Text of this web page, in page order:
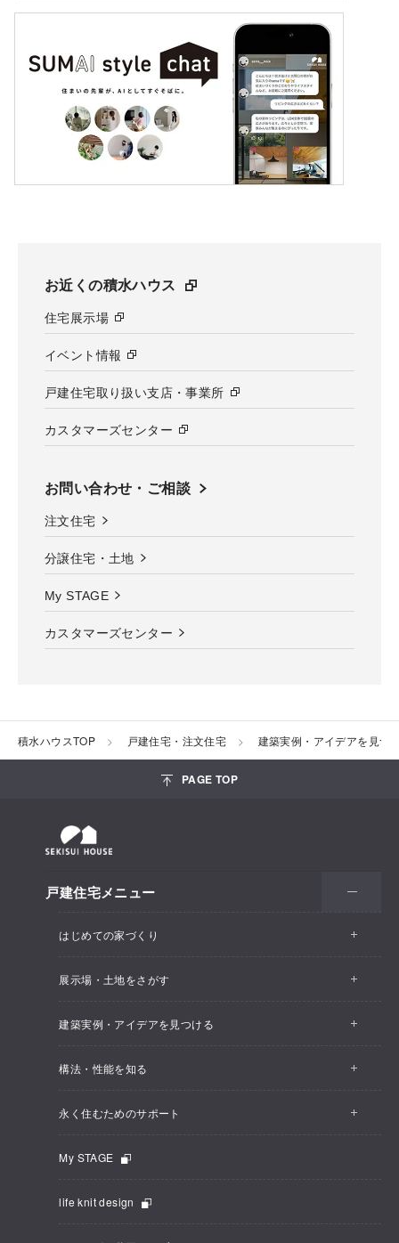
お近くの積水ハウス
住宅展示場
イベント情報
戸建住宅取り扱い支店・事業所
カスタマーズセンター
お問い合わせ・ご相談
注文住宅
分譲住宅・土地
My STAGE
カスタマーズセンター
積水ハウスTOP 戸建住宅・注文住宅 建築実例・アイデアを見つ
PAGE TOP
戸建住宅メニュー
はじめての家づくり
展示場・土地をさがす
建築実例・アイデアを見つける
構法・性能を知る
永く住むためのサポート
My STAGE
life knit design